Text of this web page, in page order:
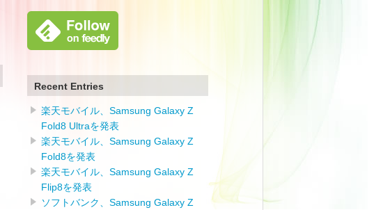
Recent Entries
楽天モバイル、Samsung Galaxy Z
Fold8 Ultraを発表
楽天モバイル、Samsung Galaxy Z
Fold8を発表
楽天モバイル、Samsung Galaxy Z
Flip8を発表
ソフトバンク、Samsung Galaxy Z